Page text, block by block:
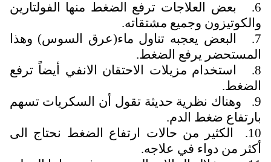
6. بعض العلاجات ترفع الضغط منها الفولتارين
والكوتيزون وجميع مشتقاته.
7. البعض يعجبه تناول ماء(عرق السوس) وهذا
المستحضر يرفع الضغط.
8. استخدام مزيلات الاحتقان الانفي أيضاً ترفع
الضغط.
9. وهناك نظرية حديثة تقول أن السكريات تسهم
بارتفاع ضغط الدم.
10. الكثير من حالات ارتفاع الضغط نحتاج الى
أكثر من دواء في علاجه.